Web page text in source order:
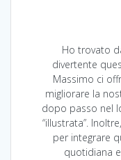
Ho trovato
divertente
Massimo ci
migliorare la
dopo passo nel
“illustrata”.
per integrare
quotidiana